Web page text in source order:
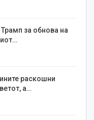
за обнова на
раскошни
а…